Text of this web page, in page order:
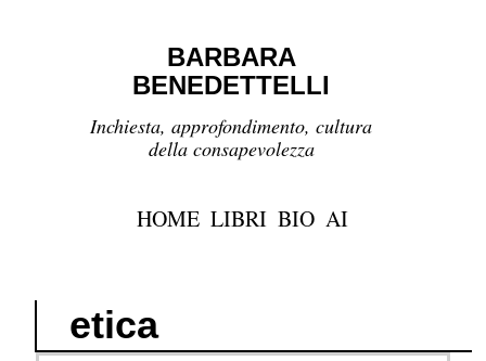
BARBARA
BENEDETTELLI
Inchiesta, approfondimento, cultura
della consapevolezza
HOME LIBRI BIO AI
etica